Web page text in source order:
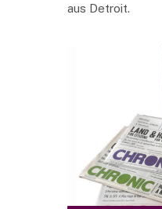
aus Detroit.